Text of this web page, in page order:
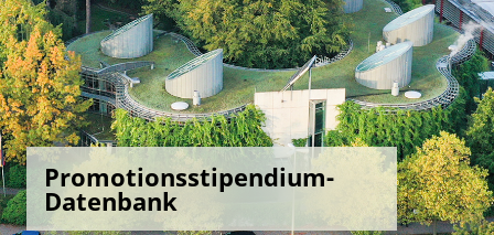
Promotionsstipendium-
Datenbank